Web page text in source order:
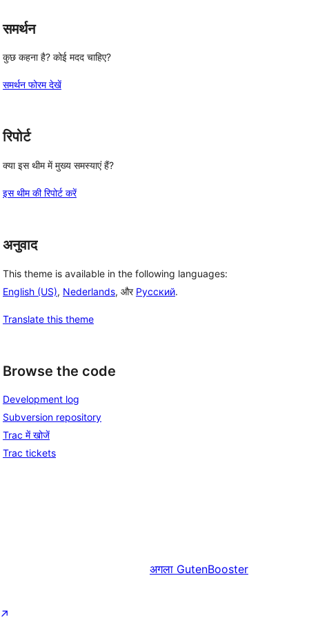
समर्थन
कुछ कहना है? कोई मदद चाहिए?
समर्थन फोरम देखें
रिपोर्ट
क्या इस थीम में मुख्य समस्याएं हैं?
इस थीम की रिपोर्ट करें
अनुवाद
This theme is available in the following languages:
English (US), Nederlands, और Русский.
Translate this theme
Browse the code
Development log
Subversion repository
Trac में खोजें
Trac tickets
अगला GutenBooster
↗